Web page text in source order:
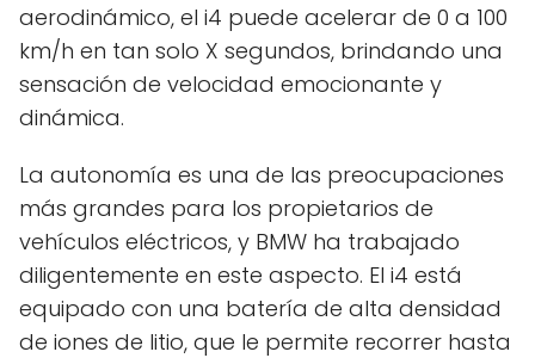
aerodinámico, el i4 puede acelerar de 0 a 100
km/h en tan solo X segundos, brindando una
sensación de velocidad emocionante y
dinámica.
La autonomía es una de las preocupaciones
más grandes para los propietarios de
vehículos eléctricos, y BMW ha trabajado
diligentemente en este aspecto. El i4 está
equipado con una batería de alta densidad
de iones de litio, que le permite recorrer hasta